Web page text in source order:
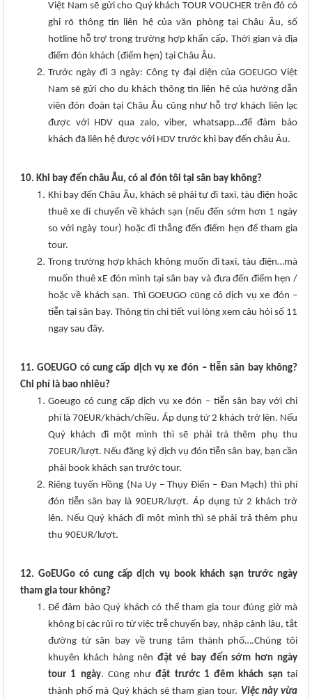
Việt Nam sẽ gửi cho Quý khách TOUR VOUCHER trên đó có
ghi rõ thông tin liên hệ của văn phòng tại Châu Âu, số
hotline hỗ trợ trong trường hợp khẩn cấp. Thời gian và địa
điểm đón khách (điểm hẹn) tại Châu Âu.
Trước ngày đi 3 ngày: Công ty đại diện của GOEUGO Việt
Nam sẽ gửi cho du khách thông tin liên hệ của hướng dẫn
viên đón đoàn tại Châu Âu cũng như hỗ trợ khách liên lạc
được với HDV qua zalo, viber, whatsapp…để đảm bảo
khách đã liên hệ được với HDV trước khi bay đến châu Âu.
10. Khi bay đến châu Âu, có ai đón tôi tại sân bay không?
Khi bay đến Châu Âu, khách sẽ phải tự đi taxi, tàu điện hoặc
thuê xe di chuyển về khách sạn (nếu đến sớm hơn 1 ngày
so với ngày tour) hoặc đi thẳng đến điểm hẹn để tham gia
tour.
Trong trường hợp khách không muốn đi taxi, tàu điện…mà
muốn thuê xE đón mình tại sân bay và đưa đến điểm hẹn /
hoặc về khách sạn. Thì GOEUGO cũng có dịch vụ xe đón –
tiễn tại sân bay. Thông tin chi tiết vui lòng xem câu hỏi số 11
ngay sau đây.
11. GOEUGO có cung cấp dịch vụ xe đón – tiễn sân bay không?
Chi phí là bao nhiêu?
Goeugo có cung cấp dịch vụ xe đón – tiễn sân bay với chi
phí là 70EUR/khách/chiều. Áp dụng từ 2 khách trở lên. Nếu
Quý khách đi một mình thì sẽ phải trả thêm phụ thu
70EUR/lượt. Nếu đăng ký dịch vụ đón tiễn sân bay, bạn cần
phải book khách sạn trước tour.
Riêng tuyến Hồng (Na Uy – Thụy Điển – Đan Mạch) thì phí
đón tiễn sân bay là 90EUR/lượt. Áp dụng từ 2 khách trở
lên. Nếu Quý khách đi một mình thì sẽ phải trả thêm phụ
thu 90EUR/lượt.
12. GoEUGo có cung cấp dịch vụ book khách sạn trước ngày
tham gia tour không?
Để đảm bảo Quý khách có thể tham gia tour đúng giờ mà
không bị các rủi ro từ việc trễ chuyến bay, nhập cảnh lâu, tắt
đường từ sân bay về trung tâm thành phố….Chúng tôi
khuyên khách hàng nênđặt vé bay đến sớm hơn ngày
tour 1 ngày. Cũng như đặt trước 1 đêm khách sạntại
thành phố mà Quý khách sẽ tham gian tour. Việc này vừa